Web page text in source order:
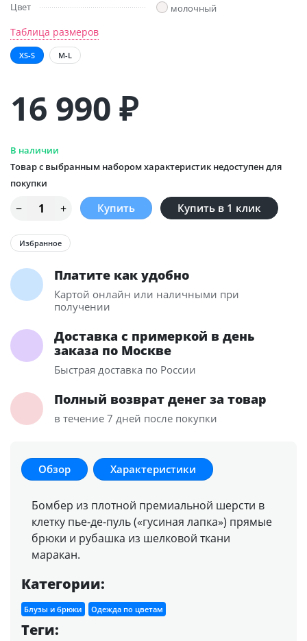
Цвет
молочный
Таблица размеров
XS-S M-L
16 990 ₽
В наличии
Товар с выбранным набором характеристик недоступен для
покупки
Купить в 1 клик
Избранное
Платите как удобно
Картой онлайн или наличными при
получении
Доставка с примеркой в день
заказа по Москве
Быстрая доставка по России
Полный возврат денег за товар
в течение 7 дней после покупки
Обзор Характеристики
Бомбер из плотной премиальной шерсти в
клетку пье-де-пуль («гусиная лапка») прямые
брюки и рубашка из шелковой ткани
маракан.
Категории:
Блузы и брюки Одежда по цветам
Теги: